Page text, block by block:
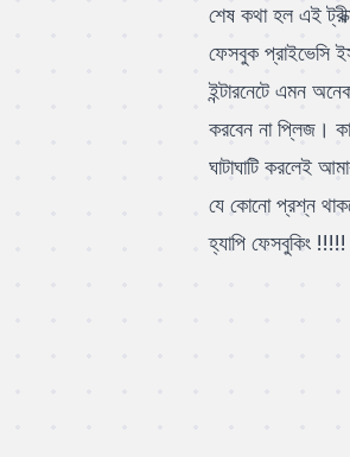
শেষ কথা হল এই
ফেসবুক প্রাইভেসি
ইন্টারনেটে এমন
করবেন না প্লিজ।
ঘাটাঘাটি করলেই
যে কোনো প্রশ্ন
হ্যাপি ফেসবুকিং !!!!!